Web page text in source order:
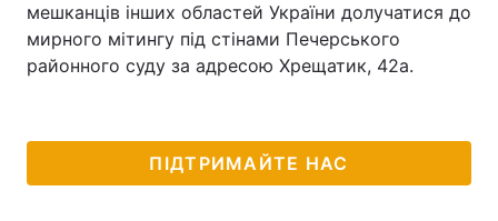
мешканців інших областей України долучатися до
мирного мітингу під стінами Печерського
районного суду за адресою Хрещатик, 42а.
ПІДТРИМАЙТЕ НАС